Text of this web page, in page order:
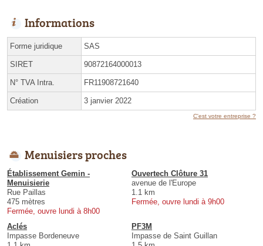
Informations
Forme juridique SAS
SIRET 90872164000013
N° TVA Intra. FR11908721640
Création 3 janvier 2022
C'est votre entreprise ?
Menuisiers proches
Établissement Gemin -
Menuisierie
Rue Paillas
475 mètres
Fermée, ouvre lundi à 8h00
Ouvertech Clôture 31
avenue de l'Europe
1.1 km
Fermée, ouvre lundi à 9h00
Aclés
Impasse Bordeneuve
PF3M
Impasse de Saint Guillan